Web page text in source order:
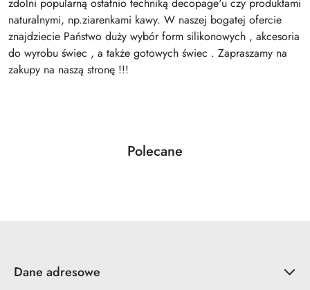
naturalnymi, np.ziarenkami kawy. W naszej bogatej ofercie
znajdziecie Państwo duży wybór form silikonowych , akcesoria
do wyrobu świec , a także gotowych świec . Zapraszamy na
zakupy na naszą stronę !!!
Pomiń karuzelę produktów
Produkty
Polecane
Dane adresowe